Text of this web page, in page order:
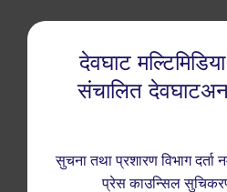
देवघाट मल्टिमिडिया
संचालित
सुचना तथा प्रशारण विभाग
प्रेस काउन्सिल